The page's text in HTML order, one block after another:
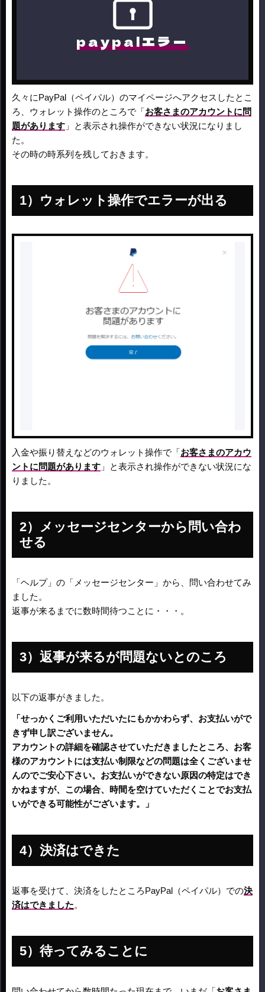
paypalエラー
久々にPayPal（ペイパル）のマイページへアクセスしたとこ
ろ、ウォレット操作のところで「お客さまのアカウントに問
題があります 」と表示され操作ができない状況になりまし
た。
その時の時系列を残しておきます。
ウォレット操作でエラーが出る
入金や振り替えなどのウォレット操作で「お客さまのアカウ
ントに問題があります 」と表示され操作ができない状況にな
りました。
メッセージセンターから問い合わ
せる
「ヘルプ」の「メッセージセンター」から、問い合わせてみ
ました。
返事が来るまでに数時間待つことに・・・。
返事が来るが問題ないとのころ
以下の返事がきました。
「せっかくご利用いただいたにもかかわらず、お支払いがで
きず申し訳ございません。
アカウントの詳細を確認させていただきましたところ、お客
様のアカウントには支払い制限などの問題は全くございませ
んのでご安心下さい。お支払いができない原因の特定はでき
かねますが、この場合、時間を空けていただくことでお支払
いができる可能性がございます。」
決済はできた
返事を受けて、決済をしたところPayPal（ペイパル）での決
済はできました。
待ってみることに